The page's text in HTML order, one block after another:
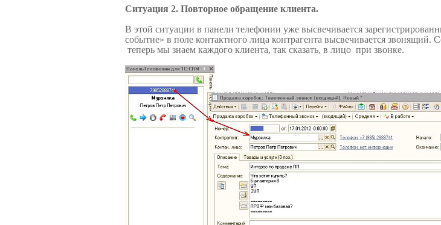
Ситуация 2. Повторное обращение клиента.
В этой ситуации в панели телефонии уже высвечивается
событие» в поле контактного лица контрагента высвечивается
теперь мы знаем каждого клиента, так сказать, в лицо при звонке.